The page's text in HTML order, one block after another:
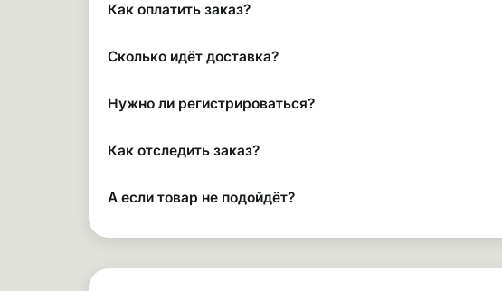
Как оплатить заказ?
Сколько идёт доставка?
Нужно ли регистрироваться?
Как отследить заказ?
А если товар не подойдёт?